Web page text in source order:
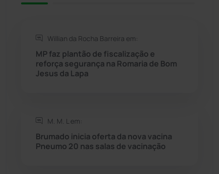
Rio do Antônio
Rio do Pires
Seabra
Willian da Rocha Barreira em:
MP faz plantão de fiscalização e
reforça segurança na Romaria de Bom
Jesus da Lapa
M. M. L em:
Brumado inicia oferta da nova vacina
Pneumo 20 nas salas de vacinação